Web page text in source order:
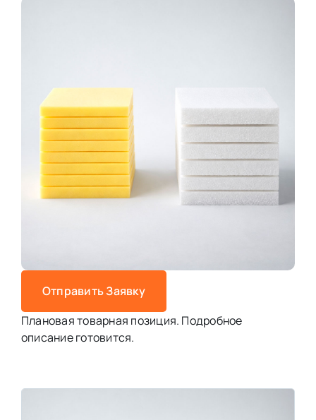
Отправить Заявку
Плановая товарная позиция. Подробное
описание готовится.